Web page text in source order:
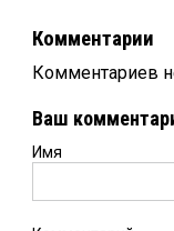
Комментарии
Комментариев
Ваш
Имя